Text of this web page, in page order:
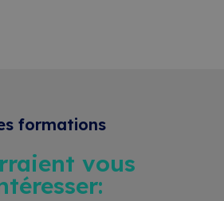
formations
vous